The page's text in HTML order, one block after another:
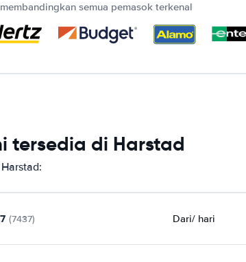
semua pemasok terkenal
tersedia di Harstad
(7437) Dari/ hari